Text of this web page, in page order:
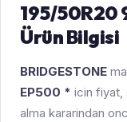
195/50R20
Ürün Bilgisi
BRIDGESTONE
EP500 * icin fiyat,
alma kararindan